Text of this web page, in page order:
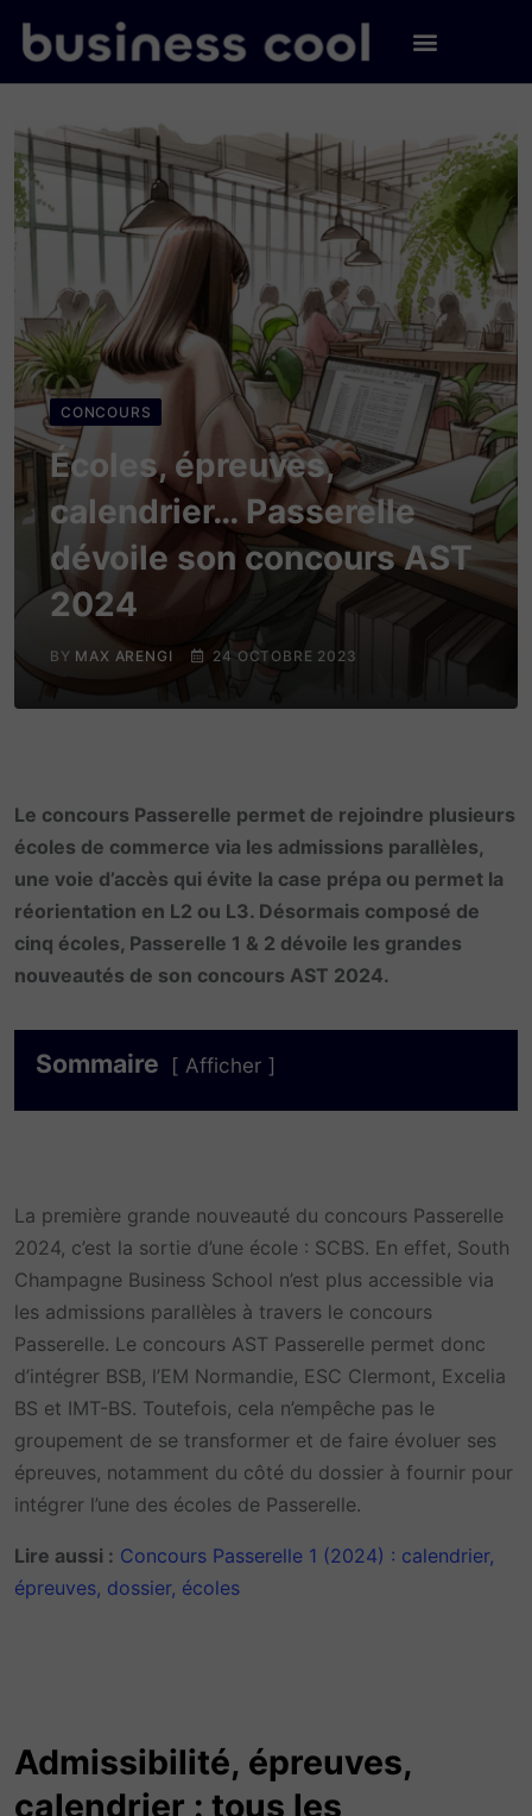
CONCOURS
Écoles, épreuves,
calendrier… Passerelle
dévoile son concours AST
2024
BY MAX ARENGI 24 OCTOBRE 2023
Le concours Passerelle permet de rejoindre plusieurs
écoles de commerce via les admissions parallèles,
une voie d’accès qui évite la case prépa ou permet la
réorientation en L2 ou L3. Désormais composé de
cinq écoles, Passerelle 1 & 2 dévoile les grandes
nouveautés de son concours AST 2024.
Sommaire Afficher
La première grande nouveauté du concours Passerelle
2024, c’est la sortie d’une école : SCBS. En effet, South
Champagne Business School n’est plus accessible via
les admissions parallèles à travers le concours
Passerelle. Le concours AST Passerelle permet donc
d’intégrer BSB, l’EM Normandie, ESC Clermont, Excelia
BS et IMT-BS. Toutefois, cela n’empêche pas le
groupement de se transformer et de faire évoluer ses
épreuves, notamment du côté du dossier à fournir pour
intégrer l’une des écoles de Passerelle.
Lire aussi : Concours Passerelle 1 (2024) : calendrier,
épreuves, dossier, écoles
Admissibilité, épreuves,
calendrier : tous les